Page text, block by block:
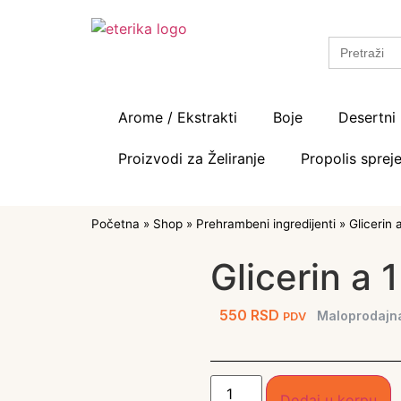
Search
for:
Arome / Ekstrakti Boje Desertni
Proizvodi za Želiranje Propolis
Početna » Shop » Prehrambeni ingredijenti » Glicerin
Glicerin a
550 RSD PDV